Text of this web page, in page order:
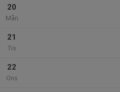
20
Mån
21
Tis
22
Ons